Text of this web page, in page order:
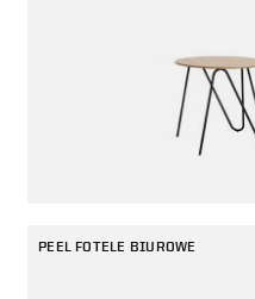
PEEL FOTELE BIUROWE